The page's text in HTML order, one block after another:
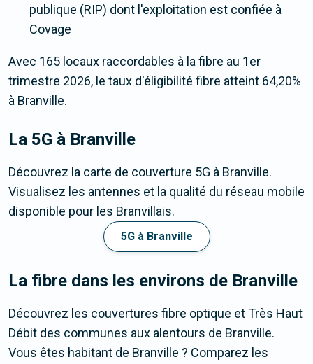
publique (RIP) dont l'exploitation est confiée à
Covage
Avec 165 locaux raccordables à la fibre au 1er
trimestre 2026, le taux d'éligibilité fibre atteint 64,20%
à Branville.
La 5G à Branville
Découvrez la carte de couverture 5G à Branville.
Visualisez les antennes et la qualité du réseau mobile
disponible pour les Branvillais.
5G à Branville
La fibre dans les environs de Branville
Découvrez les couvertures fibre optique et Très Haut
Débit des communes aux alentours de Branville.
Vous êtes habitant de Branville ? Comparez les